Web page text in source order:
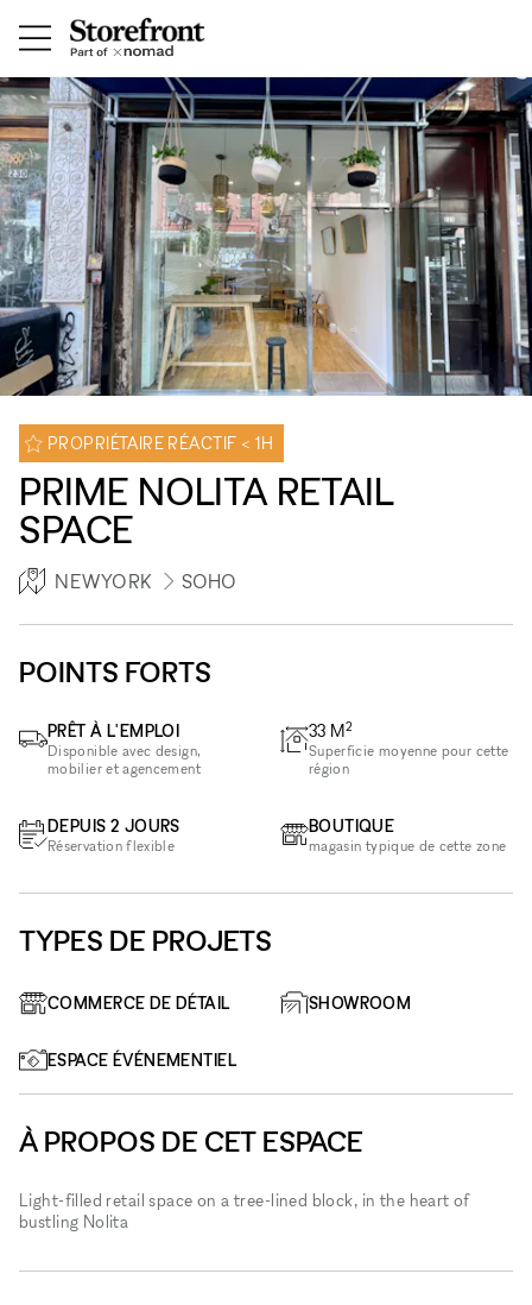
PROPRIÉTAIRE RÉACTIF < 1H
PRIME NOLITA RETAIL
SPACE
NEWYORK SOHO
POINTS FORTS
PRÊT À L'EMPLOI
Disponible avec design,
mobilier et agencement
DEPUIS 2 JOURS
Réservation flexible
33 M2
Superficie moyenne pour cette
région
BOUTIQUE
magasin typique de cette zone
TYPES DE PROJETS
COMMERCE DE DÉTAIL SHOWROOM
ESPACE ÉVÉNEMENTIEL
À PROPOS DE CET ESPACE
Light-filled retail space on a tree-lined block, in the heart of
bustling Nolita